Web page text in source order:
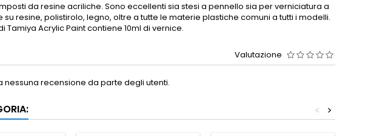
da resine acriliche. Sono eccellenti sia stesi a pennello sia per verniciatura a
resine, polistirolo, legno, oltre a tutte le materie plastiche comuni a tutti i modelli.
Tamiya Acrylic Paint contiene 10ml di vernice.
Valutazione
nessuna recensione da parte degli utenti.
>
<